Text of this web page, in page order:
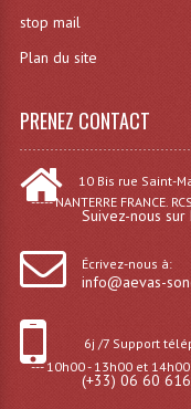
stop mail
Plan du site
PRENEZ CONTACT
10 Bis rue Saint-
----- NANTERRE FRANCE.
Suivez-nous sur
Écrivez-nous à:
info@aevas-
6j /7 Support
--- 10h00 - 13h00 et
(+33) 06 60